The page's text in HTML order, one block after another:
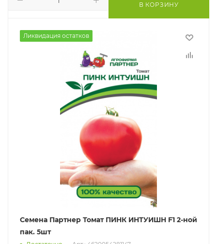
В КОРЗИНУ
Ликвидация остатков
Семена Партнер Томат ПИНК ИНТУИШН F1 2-ной
пак. 5шт